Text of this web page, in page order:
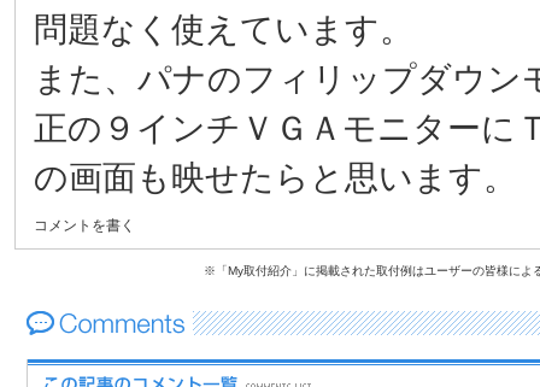
問題なく使えています。
また、パナのフィリップダウ
正の９インチＶＧＡモニターに
の画面も映せたらと思います。
コメントを書く
※「My取付紹介」に掲載された取付例はユーザーの皆様によ